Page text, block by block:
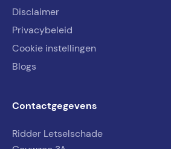
Disclaimer
Privacybeleid
Cookie instellingen
Blogs
Contactgegevens
Ridder Letselschade